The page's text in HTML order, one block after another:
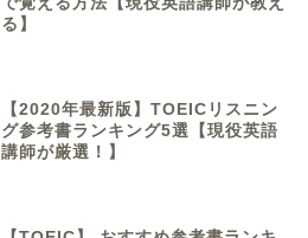
る】
【2020年最新版】TOEICリスニン
グ参考書ランキング5選【現役英語
講師が厳選！】